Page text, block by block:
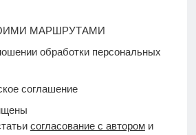
МАРШРУТАМИ
обработки персональных
соглашение
согласование с автороми